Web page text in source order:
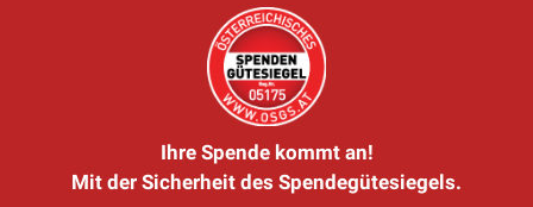
Ihre Spende kommt an!
Mit der Sicherheit des Spendegütesiegels.